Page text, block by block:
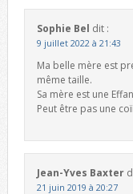
Sophie Bel dit :
9 juillet 2022 à 21:43
Ma belle mère est
même taille.
Sa mère est une
Peut être pas une
Jean-Yves Baxter
21 juin 2019 à 20:27